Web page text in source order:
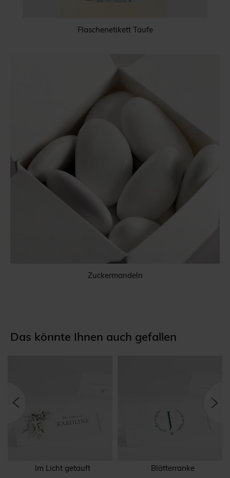
Flaschenetikett Taufe
Zuckermandeln
Das könnte Ihnen auch gefallen
Im Licht getauft Blätterranke